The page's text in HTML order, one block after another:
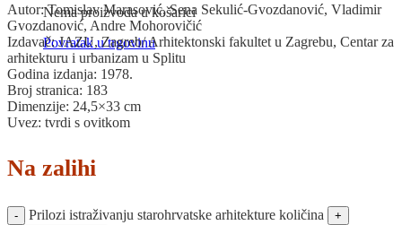
Nema proizvoda u košarici
Povratak u trgovinu
Autor: Tomislav Marasović, Sena Sekulić-Gvozdanović, Vladimir
Gvozdanović, Andre Mohorovičić
Izdavač: JAZU, Zagreb/ Arhitektonski fakultet u Zagrebu, Centar za
arhitekturu i urbanizam u Splitu
Godina izdanja: 1978.
Broj stranica: 183
Dimenzije: 24,5×33 cm
Uvez: tvrdi s ovitkom
Na zalihi
Prilozi istraživanju starohrvatske arhitekture količina